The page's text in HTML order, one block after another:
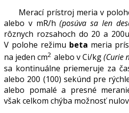
Merací prístroj meria v
alebo v mR/h(posúva sa len
rôznych rozsahoch do 20 a
V polohe režimu beta meria
na jeden cm2 alebo v Ci/kg(Curie
sa kontinuálne priemeruje za
alebo 200 (100) sekúnd pre
alebo pomalé a presné
však celkom chýba možnosť